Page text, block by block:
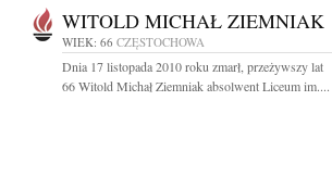
WITOLD MICHAŁ ZIEMNIAK
WIEK: 66 CZĘSTOCHOWA
Dnia 17 listopada 2010 roku zmarł, przeżywszy lat
66 Witold Michał Ziemniak absolwent Liceum im....